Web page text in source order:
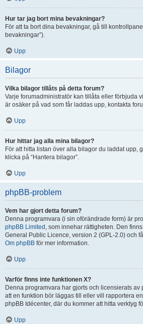
Hur tar jag bort mina bevakningar?
För att ta bort dina bevakningar, gå till
bevakningar”).
Upp
Bilagor
Vilka bilagor tillåts på detta forum?
Varje forumadministratör kan tillåta eller förbjuda
är osäker på vad som får laddas upp, kontakta
Upp
Hur hittar jag alla mina bilagor?
För att hitta listan över alla bilagor du laddat upp,
klicka på “Hantera bilagor”.
Upp
phpBB-problem
Vem har gjort detta forum?
Denna programvara (i sin oförändrade form) är
phpBB Limited , som innehar rättigheten. Den
General Public Licence, version 2 (GPL-2.0) och
Om phpBB för mer information.
Upp
Varför finns inte funktionen X?
Denna programvara har gjorts och licensierats av
att en funktion bör läggas till eller vill rapportera
phpBB Idécenter, där du kommer att hitta verktyg
Upp